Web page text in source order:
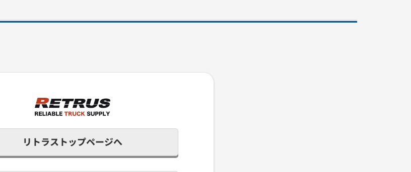
リトラストップページへ